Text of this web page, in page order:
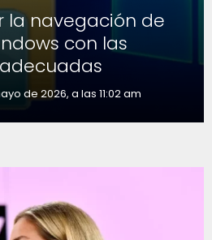
la navegación de
con las
de 2026, a las 11:02 am